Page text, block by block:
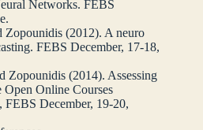
Networks. FEBS
Zopounidis (2012). A neuro
FEBS December, 17-18,
Zopounidis (2014). Assessing
Online Courses
December, 19-20,